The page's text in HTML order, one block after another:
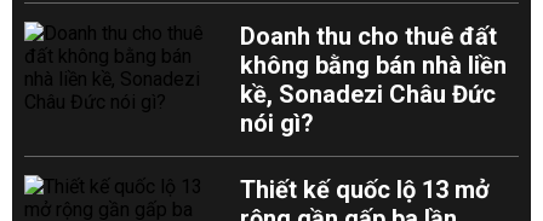
Doanh thu cho thuê đất
không bằng bán nhà liền
kề, Sonadezi Châu Đức
nói gì?
Thiết kế quốc lộ 13 mở